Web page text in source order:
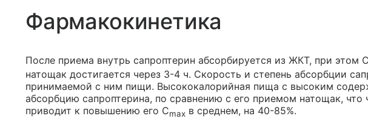
Фармакокинетика
После приема внутрь сапроптерин абсорбируется из ЖКТ, при этом C
натощак достигается через 3-4 ч. Скорость и степень абсорбции
принимаемой с ним пищи. Высококалорийная пища с высоким
абсорбцию сапроптерина, по сравнению с его приемом натощак, что
приводит к повышению его Сmax в среднем, на 40-85%.